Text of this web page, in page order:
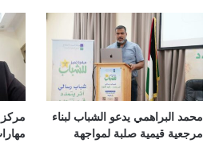
محمد البراهمي يدعو الشباب لبناء
مرجعية قيمية صلبة لمواجهة
مركز